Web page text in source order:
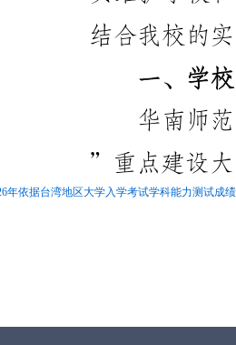
年依据台湾地区大学入学考试学科能力测试成